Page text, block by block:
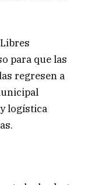
para que las
regresen a
logística